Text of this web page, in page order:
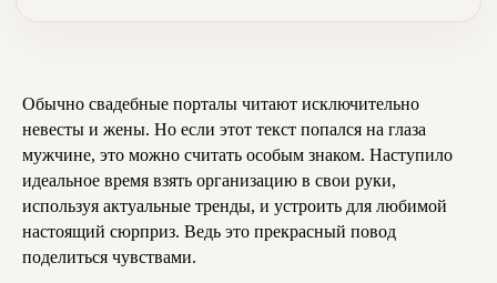
Обычно свадебные порталы читают исключительно
невесты и жены. Но если этот текст попался на глаза
мужчине, это можно считать особым знаком. Наступило
идеальное время взять организацию в свои руки,
используя актуальные тренды, и устроить для любимой
настоящий сюрприз. Ведь это прекрасный повод
поделиться чувствами.